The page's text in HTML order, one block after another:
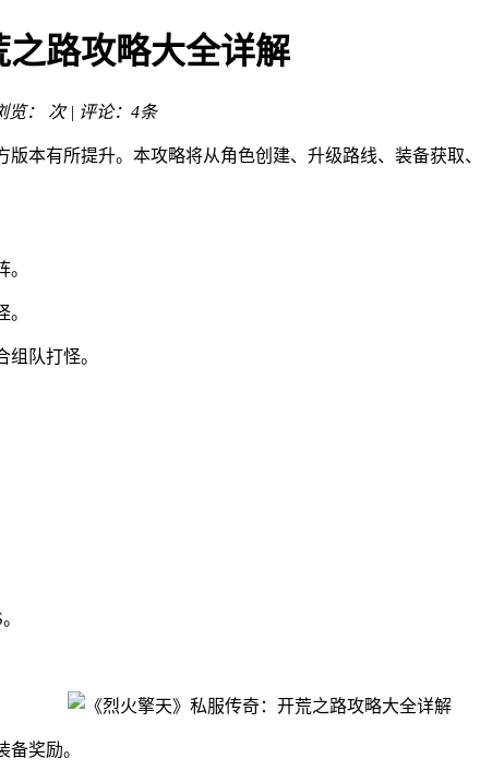
之路攻略大全详解
： 次 | 评论：4条
版本有所提升。本攻略将从角色创建、升级路线、装备获
队打怪。
奖励。